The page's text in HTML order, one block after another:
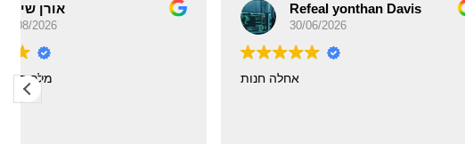
Refeal yonthan Davis